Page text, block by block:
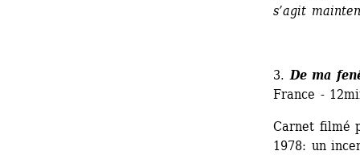
s’agit
3. De ma
France -
Carnet filmé
1978: un